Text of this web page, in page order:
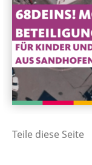
Teile diese Seite